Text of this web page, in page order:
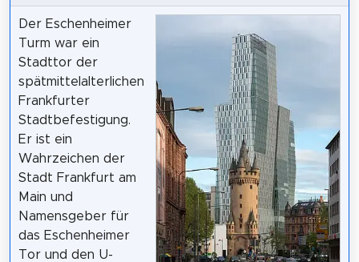
Der Eschenheimer
Turm war ein
Stadttor der
spätmittelalterlichen
Frankfurter
Stadtbefestigung.
Er ist ein
Wahrzeichen der
Stadt Frankfurt am
Main und
Namensgeber für
das Eschenheimer
Tor und den U-